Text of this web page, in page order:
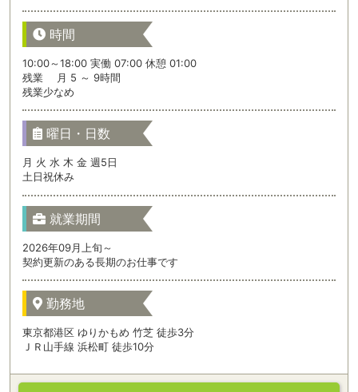
時間
10:00～18:00 実働 07:00 休憩 01:00
残業 月 5 ～ 9時間
残業少なめ
曜日・日数
月 火 水 木 金 週5日
土日祝休み
就業期間
2026年09月上旬～
契約更新のある長期のお仕事です
勤務地
東京都港区 ゆりかもめ 竹芝 徒歩3分
ＪＲ山手線 浜松町 徒歩10分